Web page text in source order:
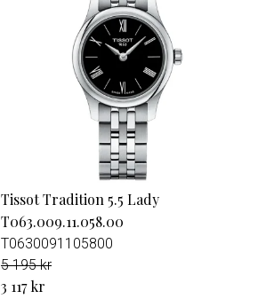
Tissot Tradition 5.5 Lady
T063.009.11.058.00
T0630091105800
5 195 kr
3 117 kr